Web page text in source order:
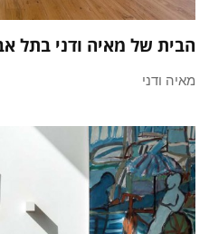
הבית של מאיה ודני בתל
מאיה ודני